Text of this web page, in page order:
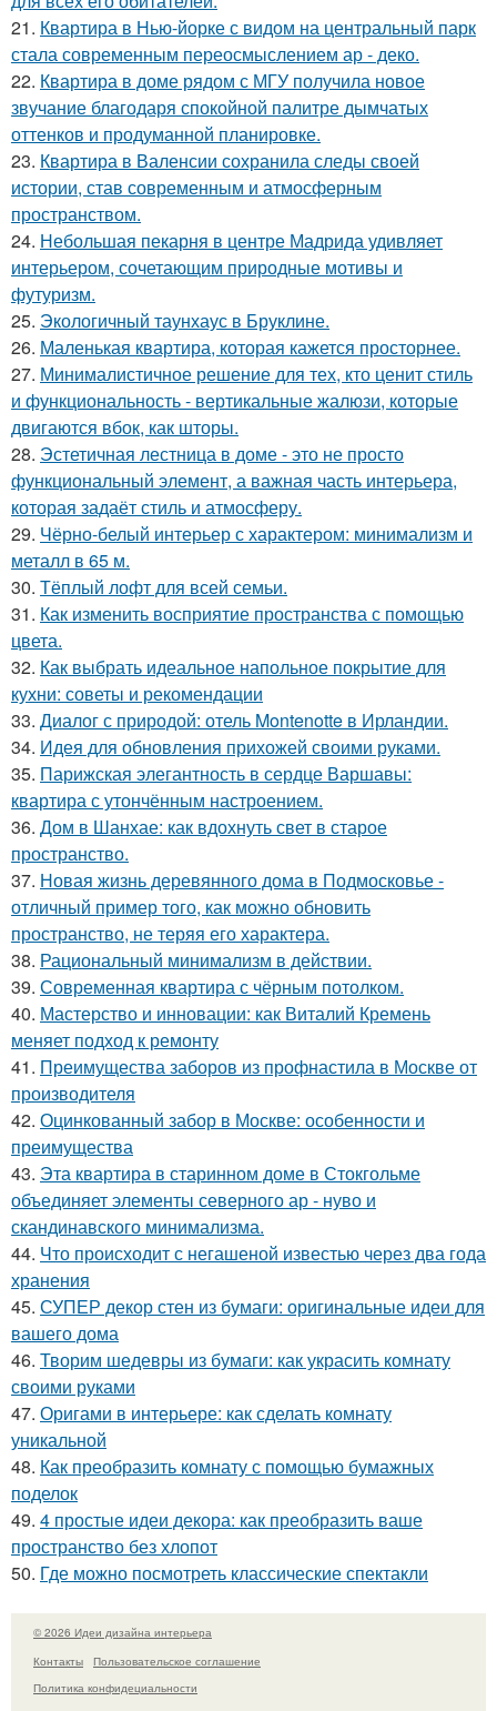
21. Квартира в Нью-йорке с видом на центральный парк
стала современным переосмыслением ар - деко.
22. Квартира в доме рядом с МГУ получила новое
звучание благодаря спокойной палитре дымчатых
оттенков и продуманной планировке.
23. Квартира в Валенсии сохранила следы своей
истории, став современным и атмосферным
пространством.
24. Небольшая пекарня в центре Мадрида удивляет
интерьером, сочетающим природные мотивы и
футуризм.
25. Экологичный таунхаус в Бруклине.
26. Маленькая квартира, которая кажется просторнее.
27. Минималистичное решение для тех, кто ценит стиль
и функциональность - вертикальные жалюзи, которые
двигаются вбок, как шторы.
28. Эстетичная лестница в доме - это не просто
функциональный элемент, а важная часть интерьера,
которая задаёт стиль и атмосферу.
29. Чёрно-белый интерьер с характером: минимализм и
металл в 65 м.
30. Тёплый лофт для всей семьи.
31. Как изменить восприятие пространства с помощью
цвета.
32. Как выбрать идеальное напольное покрытие для
кухни: советы и рекомендации
33. Диалог с природой: отель Montenotte в Ирландии.
34. Идея для обновления прихожей своими руками.
35. Парижская элегантность в сердце Варшавы:
квартира с утончённым настроением.
36. Дом в Шанхае: как вдохнуть свет в старое
пространство.
37. Новая жизнь деревянного дома в Подмосковье -
отличный пример того, как можно обновить
пространство, не теряя его характера.
38. Рациональный минимализм в действии.
39. Современная квартира с чёрным потолком.
40. Мастерство и инновации: как Виталий Кремень
меняет подход к ремонту
41. Преимущества заборов из профнастила в Москве от
производителя
42. Оцинкованный забор в Москве: особенности и
преимущества
43. Эта квартира в старинном доме в Стокгольме
объединяет элементы северного ар - нуво и
скандинавского минимализма.
44. Что происходит с негашеной известью через два года
хранения
45. СУПЕР декор стен из бумаги: оригинальные идеи для
вашего дома
46. Творим шедевры из бумаги: как украсить комнату
своими руками
47. Оригами в интерьере: как сделать комнату
уникальной
48. Как преобразить комнату с помощью бумажных
поделок
49. 4 простые идеи декора: как преобразить ваше
пространство без хлопот
50. Где можно посмотреть классические спектакли
© 2026 Идеи дизайна интерьера
Контакты
Пользовательское соглашение
Политика конфидециальности